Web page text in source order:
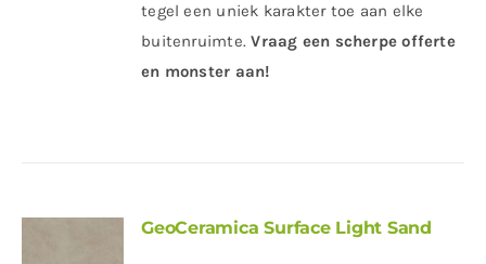
tegel een uniek karakter toe aan elke
buitenruimte.Vraag een scherpe offerte
en monster aan!
GeoCeramica Surface Light Sand